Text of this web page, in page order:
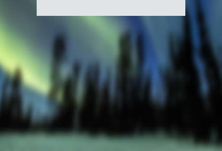
Canada